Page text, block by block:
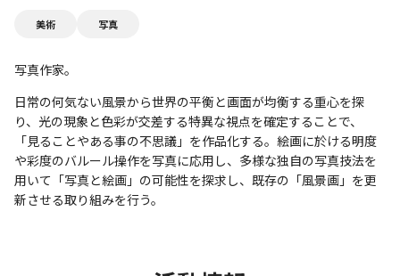
美術 写真
写真作家。
日常の何気ない風景から世界の平衡と画面が均衡する重心を探
り、光の現象と色彩が交差する特異な視点を確定することで、
「見ることやある事の不思議」を作品化する。絵画に於ける明度
や彩度のバルール操作を写真に応用し、多様な独自の写真技法を
用いて「写真と絵画」の可能性を探求し、既存の「風景画」を更
新させる取り組みを行う。